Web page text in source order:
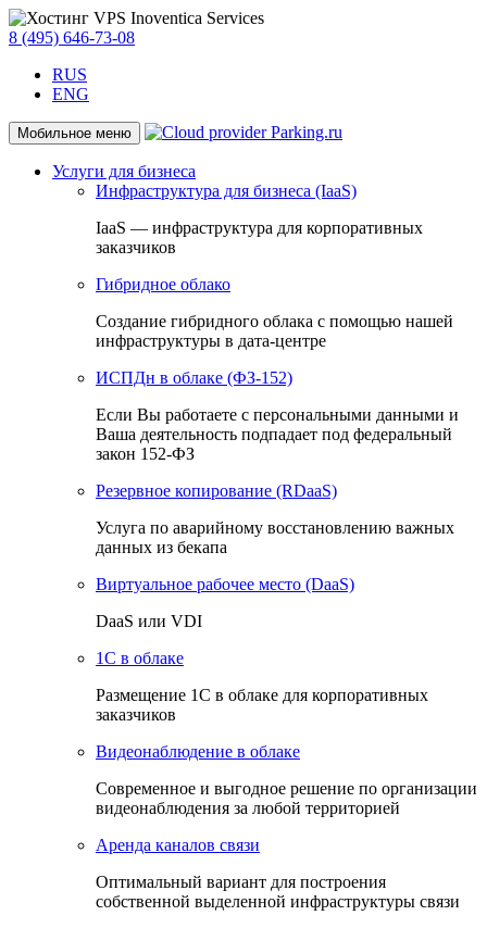
8 (495) 646-73-08
RUS
ENG
Мобильное меню
Услуги для бизнеса
Инфраструктура для бизнеса (IaaS)
IaaS — инфраструктура для корпоративных
заказчиков
Гибридное облако
Создание гибридного облака с помощью нашей
инфраструктуры в дата-центре
ИСПДн в облаке (ФЗ-152)
Если Вы работаете с персональными данными и
Ваша деятельность подпадает под федеральный
закон 152-ФЗ
Резервное копирование (RDaaS)
Услуга по аварийному восстановлению важных
данных из бекапа
Виртуальное рабочее место (DaaS)
DaaS или VDI
1C в облаке
Размещение 1С в облаке для корпоративных
заказчиков
Видеонаблюдение в облаке
Cовременное и выгодное решение по организации
видеонаблюдения за любой территорией
Аренда каналов связи
Оптимальный вариант для построения
собственной выделенной инфраструктуры связи